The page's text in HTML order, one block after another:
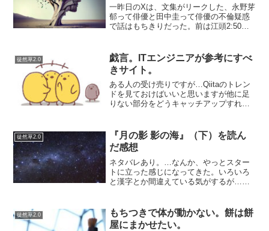
一昨日のXは、文集がリークした、永野芽
郁って俳優と田中圭って俳優の不倫疑惑
で話はもちきりだった。前は江頭2:50が
思っていた。江頭2:50もだいぶ意図して
抑えているのに...
徒然草2.0
戯言。ITエンジニアが参考にすべ
きサイト。
ある人の受け売りですが…Qiitaのトレン
ドを見ておけばいいと思いますが他に足
りない部分をどうキャッチアップすれば
駄な広告も多いし、あんまり情報を取得
する場所に...
徒然草2.0
『月の影 影の海』（下）を読ん
だ感想
ネタバレあり。…なんか、やっとスター
トに立った感じになってきた。いろいろ
と漢字とか間違えている気がするが…気
しさや卑しさや、他人と向き合うのに怠
惰であったと自覚する陽子...
徒然草2.0
もちつきで体が動かない。餅は餅
屋にまかせたい。